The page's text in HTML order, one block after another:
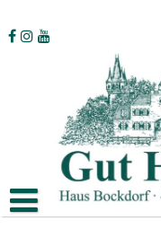
to
content